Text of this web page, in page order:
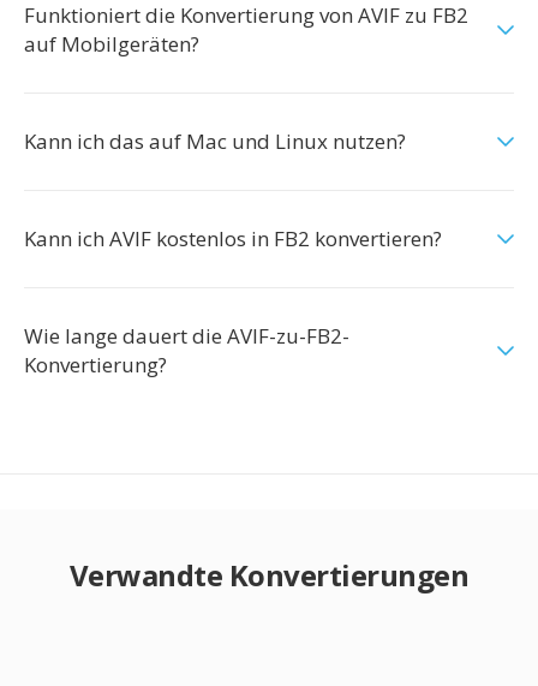
Funktioniert die Konvertierung von AVIF zu FB2
auf Mobilgeräten?
Kann ich das auf Mac und Linux nutzen?
Kann ich AVIF kostenlos in FB2 konvertieren?
Wie lange dauert die AVIF-zu-FB2-
Konvertierung?
Verwandte Konvertierungen